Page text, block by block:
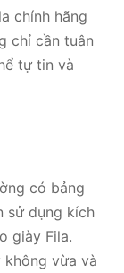
chính hãng
chỉ cần tuân
tự tin và
có bảng
sử dụng kích
giày Fila.
vừa và